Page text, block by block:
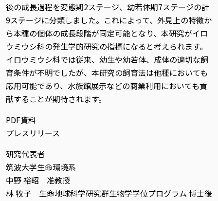
後の成長過程を変態期2ステージ、幼若体期7ステージの計
9ステージに分類しました。これによって、外見上の特徴か
ら本種の個体の成長段階が同定可能となり、本研究がイロ
ウミウシ科の発生学的研究の指標になると考えられます。
イロウミウシ科では従来、幼生や幼若体、成体の適切な飼
育条件が不明でしたが、本研究の飼育法は他種においても
応用可能であり、水族館展示などの商業利用においても貢
献することが期待されます。
PDF資料
プレスリリース
研究代表者
筑波大学生命環境系
中野 裕昭 准教授
林 牧子 生命地球科学研究群生物学学位プログラム 博士後